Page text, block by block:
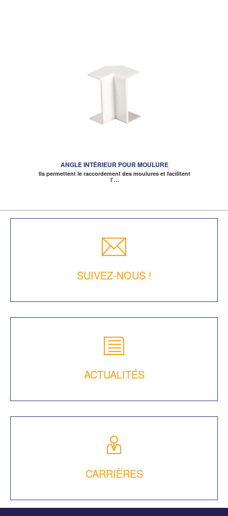
ANGLE INTÉRIEUR POUR MOULURE
Ils permettent le raccordement des moulures et facilitent
l’…
SUIVEZ-NOUS !
ACTUALITÉS
CARRIÈRES